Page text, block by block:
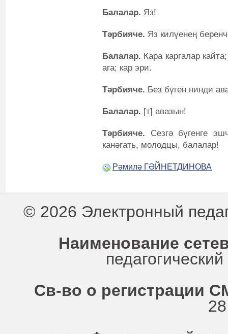
Балалар. Яз!
Тәрбияче. Яз килүенең
Балалар. Кара каргалар
ага; кар эри.
Тәрбияче. Без бүген нинди
Балалар. [т] авазын!
Тәрбияче. Сезгә бүгенге
канәгать, молодцы, балалар!
Рәмилә ГӘЙНЕТДИНОВА
© 2026 Электронный
Наименование
Св-во о регистрации